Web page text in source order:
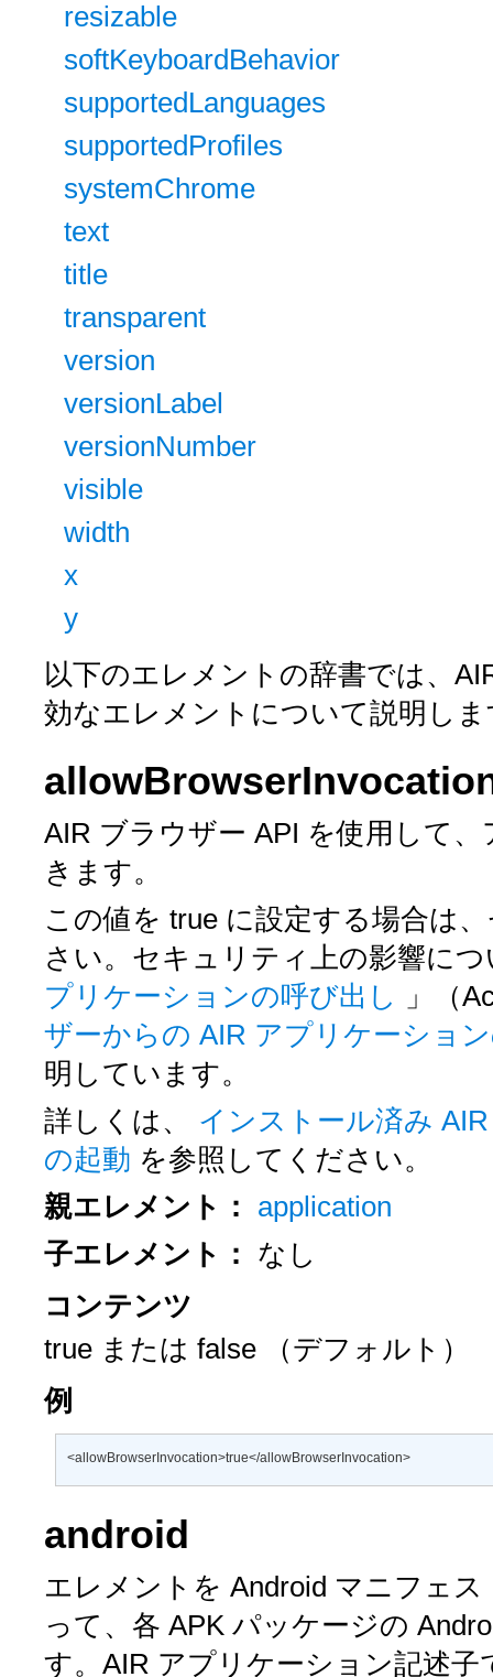
resizable
softKeyboardBehavior
supportedLanguages
supportedProfiles
systemChrome
text
title
transparent
version
versionLabel
versionNumber
visible
width
x
y
以下のエレメントの辞書では、
効なエレメントについて説明しま
AIR ブラウザー API を使用して
きます。
この値を true に設定する場合は
さい。セキュリティ上の影響に
プリケーションの呼び出し
」（
ザーからの AIR アプリケーショ
明しています。
詳しくは、 インストール済み
の起動 を参照してください。
親エレメント： application
子エレメント： なし
コンテンツ
true または false
（デフォルト）
例
<allowBrowserInvocation>true</allowBrowserInvocation>
android
エレメントを Android マニフェ
って、各 APK パッケージの
す。AIR アプリケーション記述